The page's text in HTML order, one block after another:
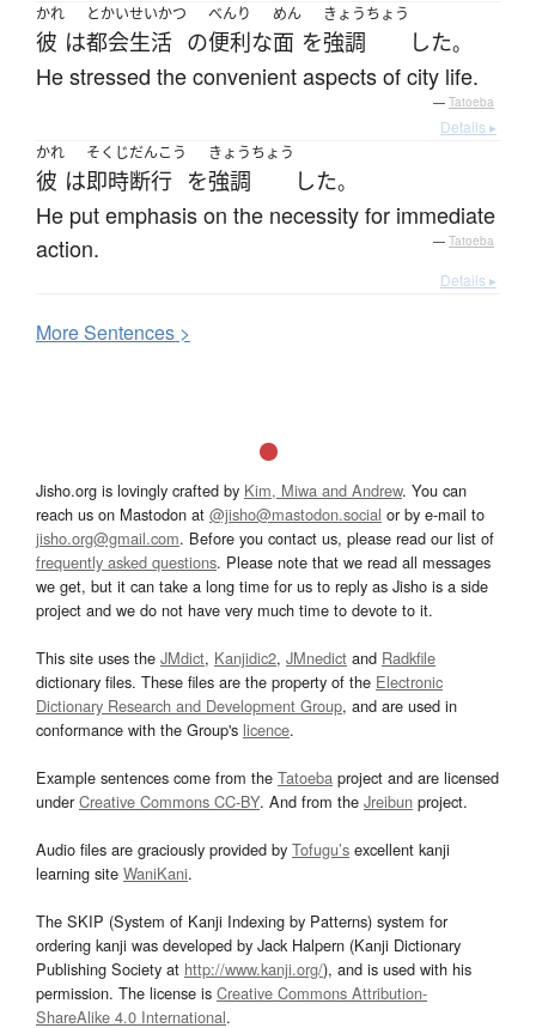
かれ
彼 は
とかい
都会
せいかつ
生活 の
べんり
便利な
めん
面 を
きょうちょう
強調 した。
He stressed the convenient aspects of city life.
— Tatoeba
Details ▸
かれ
彼 は
そくじ
即時
だんこう
断行 を
きょうちょう
強調 した。
He put emphasis on the necessity for immediate
action.
— Tatoeba
Details ▸
MoreSentences >
Jisho.org is lovingly crafted by Kim, Miwa and Andrew. You can
reach us on Mastodon at @jisho@mastodon.social or by e-mail to
jisho.org@gmail.com. Before you contact us, please read our list of
frequently asked questions. Please note that we read all messages
we get, but it can take a long time for us to reply as Jisho is a side
project and we do not have very much time to devote to it.
This site uses the JMdict, Kanjidic2, JMnedict and Radkfile
dictionary files. These files are the property of the Electronic
Dictionary Research and Development Group, and are used in
conformance with the Group's licence.
Example sentences come from the Tatoeba project and are licensed
underCreative Commons CC-BY. And from the Jreibun project.
Audio files are graciously provided by Tofugu’s excellent kanji
learning site WaniKani.
The SKIP (System of Kanji Indexing by Patterns) system for
ordering kanji was developed by Jack Halpern (Kanji Dictionary
Publishing Society at http://www.kanji.org/), and is used with his
permission. The license is Creative Commons Attribution-
ShareAlike 4.0 International.